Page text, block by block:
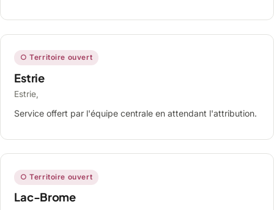
○ Territoire ouvert
Estrie
Estrie,
Service offert par l'équipe centrale en attendant l'attribution.
○ Territoire ouvert
Lac-Brome